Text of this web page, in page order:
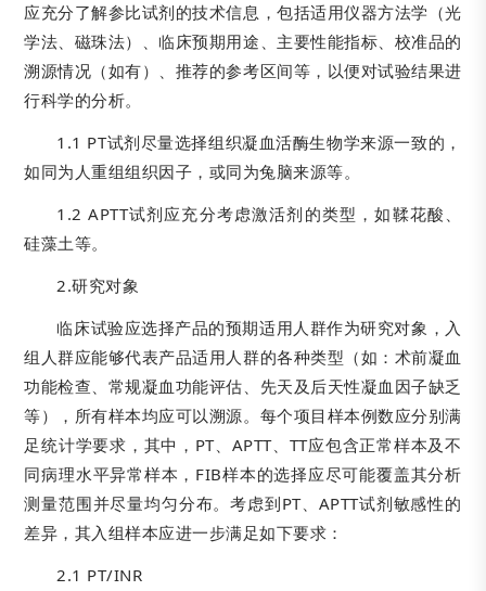
应充分了解参比试剂的技术信息，包括适用仪器方法学（光
学法、磁珠法）、临床预期用途、主要性能指标、校准品的
溯源情况（如有）、推荐的参考区间等，以便对试验结果进
行科学的分析。
1.1 PT试剂尽量选择组织凝血活酶生物学来源一致的，
如同为人重组组织因子，或同为兔脑来源等。
1.2 APTT试剂应充分考虑激活剂的类型，如鞣花酸、
硅藻土等。
2.研究对象
临床试验应选择产品的预期适用人群作为研究对象，入
组人群应能够代表产品适用人群的各种类型（如：术前凝血
功能检查、常规凝血功能评估、先天及后天性凝血因子缺乏
等），所有样本均应可以溯源。每个项目样本例数应分别满
足统计学要求，其中，PT、APTT、TT应包含正常样本及不
同病理水平异常样本，FIB样本的选择应尽可能覆盖其分析
测量范围并尽量均匀分布。考虑到PT、APTT试剂敏感性的
差异，其入组样本应进一步满足如下要求：
2.1 PT/INR